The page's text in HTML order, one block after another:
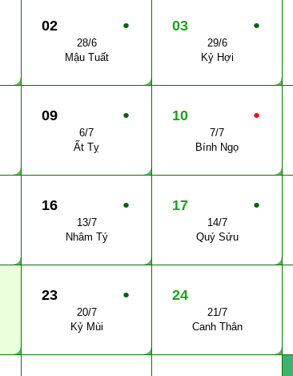
●
02
28/6
Mậu Tuất
●
03
29/6
Kỷ Hợi
●
09
6/7
Ất Tỵ
●
10
7/7
Bính Ngọ
●
16
13/7
Nhâm Tý
●
17
14/7
Quý Sửu
●
23
20/7
Kỷ Mùi
24
21/7
Canh Thân